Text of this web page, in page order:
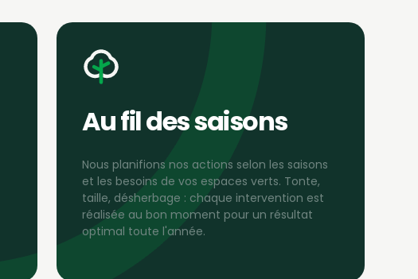
Au fil des saisons
Nous planifions nos actions selon les saisons
et les besoins de vos espaces verts. Tonte,
taille, désherbage : chaque intervention est
réalisée au bon moment pour un résultat
optimal toute l'année.